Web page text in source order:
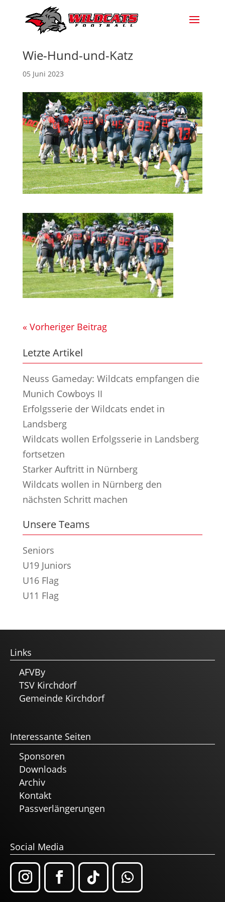
Wie-Hund-und-Katz
05 Juni 2023
« Vorheriger Beitrag
Letzte Artikel
Neuss Gameday: Wildcats empfangen die
Munich Cowboys II
Erfolgsserie der Wildcats endet in
Landsberg
Wildcats wollen Erfolgsserie in Landsberg
fortsetzen
Starker Auftritt in Nürnberg
Wildcats wollen in Nürnberg den
nächsten Schritt machen
Unsere Teams
Seniors
U19 Juniors
U16 Flag
U11 Flag
Links
AFVBy
TSV Kirchdorf
Gemeinde Kirchdorf
Interessante Seiten
Sponsoren
Downloads
Archiv
Kontakt
Passverlängerungen
Social Media